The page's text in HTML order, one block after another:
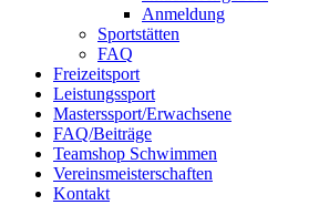
Anmeldung
Sportstätten
FAQ
Freizeitsport
Leistungssport
Masterssport/Erwachsene
FAQ/Beiträge
Teamshop Schwimmen
Vereinsmeisterschaften
Kontakt